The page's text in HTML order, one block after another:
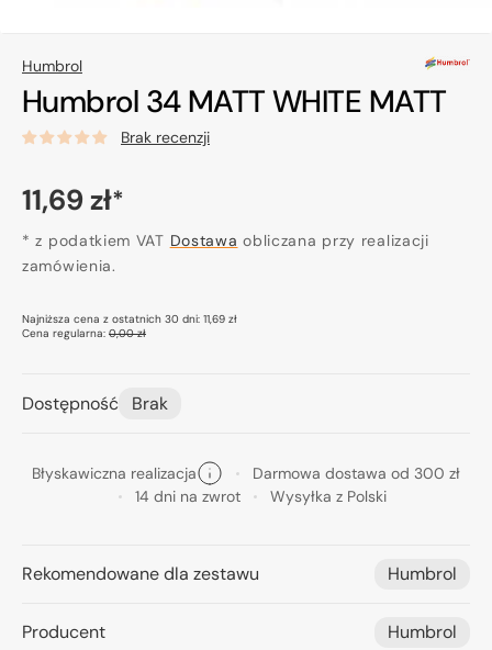
Humbrol
Humbrol 34 MATT WHITE MATT
Brak recenzji
Cena
regularna
11,69 zł*
* z podatkiem VAT Dostawa obliczana przy realizacji
zamówienia.
Najniższa cena z ostatnich 30 dni: 11,69 zł
Cena regularna: 0,00 zł
Dostępność Brak
Błyskawiczna realizacja
Darmowa dostawa od 300 zł
14 dni na zwrot
Wysyłka z Polski
Rekomendowane dla zestawu Humbrol
Producent Humbrol